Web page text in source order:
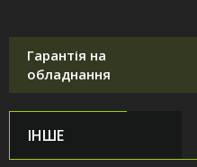
Гарантія на
обладнання
ІНШЕ